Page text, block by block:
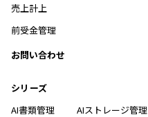
売上計上
前受金管理
お問い合わせ
シリーズ
AI書類管理
AIストレージ管理